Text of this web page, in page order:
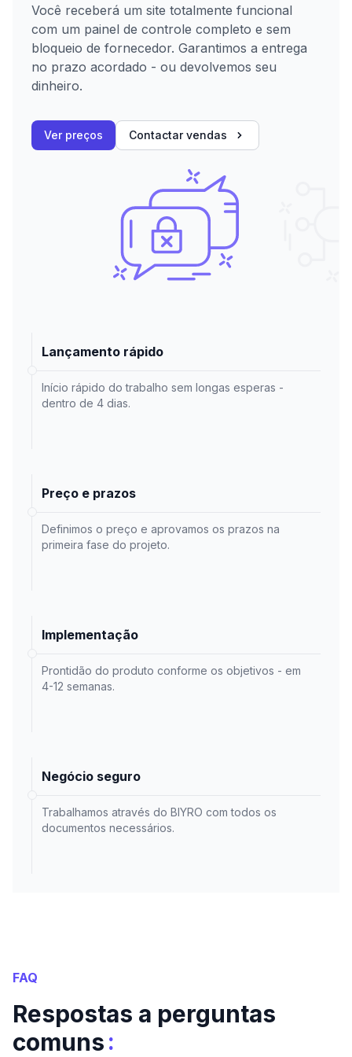
Você receberá um site totalmente funcional
com um painel de controle completo e sem
bloqueio de fornecedor. Garantimos a entrega
no prazo acordado - ou devolvemos seu
dinheiro.
Ver preços Contactar vendas
Lançamento rápido
Início rápido do trabalho sem longas esperas -
dentro de 4 dias.
Preço e prazos
Definimos o preço e aprovamos os prazos na
primeira fase do projeto.
Implementação
Prontidão do produto conforme os objetivos - em
4-12 semanas.
Negócio seguro
Trabalhamos através do BIYRO com todos os
documentos necessários.
FAQ
Respostas a perguntas
comuns: